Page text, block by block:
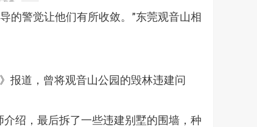
的警觉让他们有所收敛。”东莞观音山相
报道，曾将观音山公园的毁林违建问
绍，最后拆了一些违建别墅的围墙，种